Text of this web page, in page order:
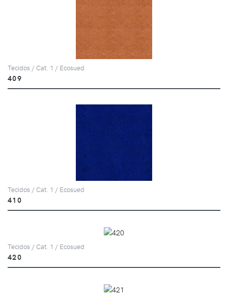
Tecidos / Cat. 1 / Ecosued
409
Tecidos / Cat. 1 / Ecosued
410
Tecidos / Cat. 1 / Ecosued
420